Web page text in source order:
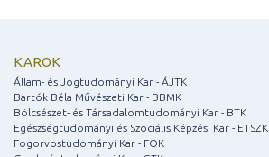
KAROK
Állam- és Jogtudományi Kar - ÁJTK
Bartók Béla Művészeti Kar - BBMK
Bölcsészet- és Társadalomtudományi Kar - BTK
Egészségtudományi és Szociális Képzési Kar - ETSZK
Fogorvostudományi Kar - FOK